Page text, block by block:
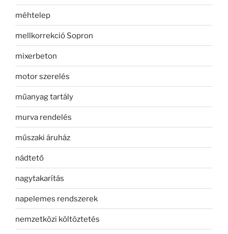
méhtelep
mellkorrekció Sopron
mixerbeton
motor szerelés
műanyag tartály
murva rendelés
műszaki áruház
nádtető
nagytakarítás
napelemes rendszerek
nemzetközi költöztetés